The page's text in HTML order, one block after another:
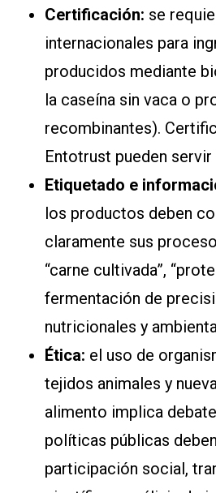
Certificación: se
internacionales para
producidos mediante
la caseína sin vaca o
recombinantes).
Entotrust pueden servir
Etiquetado e
los productos deben
claramente sus
“carne cultivada”,
fermentación de
nutricionales y
Ética: el uso de
tejidos animales y
alimento implica
políticas públicas
participación social,